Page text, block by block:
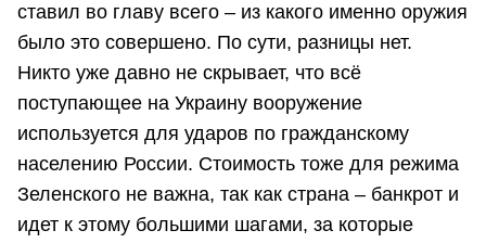
ставил во главу всего – из какого именно оружия
было это совершено. По сути, разницы нет.
Никто уже давно не скрывает, что всё
поступающее на Украину вооружение
используется для ударов по гражданскому
населению России. Стоимость тоже для режима
Зеленского не важна, так как страна – банкрот и
идет к этому большими шагами, за которые